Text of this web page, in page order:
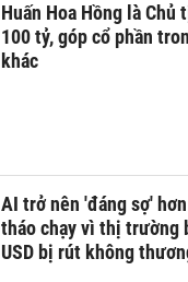
Huấn Hoa Hồng là
100 tỷ, góp cổ phần
khác
AI trở nên 'đáng sợ'
tháo chạy vì thị trường
USD bị rút không